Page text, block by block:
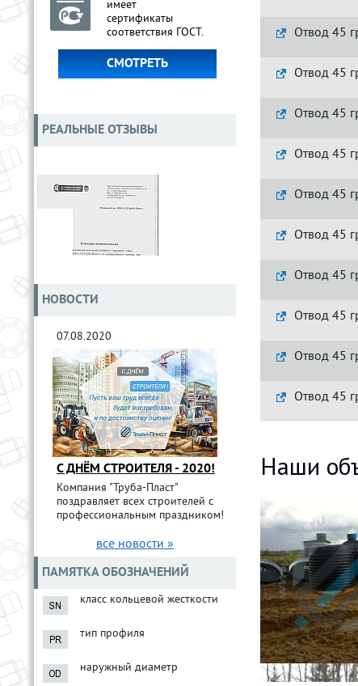
Отвод 45
Отвод 45
Отвод 45
Отвод 45
Отвод 45
Отвод 45
Отвод 45
Отвод 45
Отвод 45
Отвод 45
Наши
имеет
сертификаты
соответствия ГОСТ.
СМОТРЕТЬ
РЕАЛЬНЫЕ ОТЗЫВЫ
НОВОСТИ
07.08.2020
С ДНЁМ СТРОИТЕЛЯ - 2020!
Компания "Труба-Пласт"
поздравляет всех строителей с
профессиональным праздником!
все новости »
ПАМЯТКА ОБОЗНАЧЕНИЙ
класс кольцевой жесткости
тип профиля
наружный диаметр